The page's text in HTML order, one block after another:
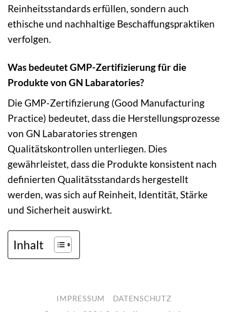
Reinheitsstandards erfüllen, sondern auch
ethische und nachhaltige Beschaffungspraktiken
verfolgen.
Was bedeutet GMP-Zertifizierung für die
Produkte von GN Labaratories?
Die GMP-Zertifizierung (Good Manufacturing
Practice) bedeutet, dass die Herstellungsprozesse
von GN Labaratories strengen
Qualitätskontrollen unterliegen. Dies
gewährleistet, dass die Produkte konsistent nach
definierten Qualitätsstandards hergestellt
werden, was sich auf Reinheit, Identität, Stärke
und Sicherheit auswirkt.
Inhalt
IMPRESSUM DATENSCHUTZ